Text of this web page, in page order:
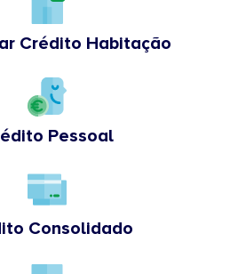
Crédito Habitação
Pessoal
Consolidado